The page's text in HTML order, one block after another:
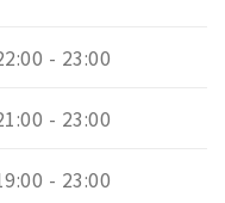
- 23:00
- 23:00
- 23:00